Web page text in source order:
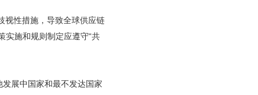
视性措施，导致全球供应链
实施和规则制定应遵守“共
展中国家和最不发达国家